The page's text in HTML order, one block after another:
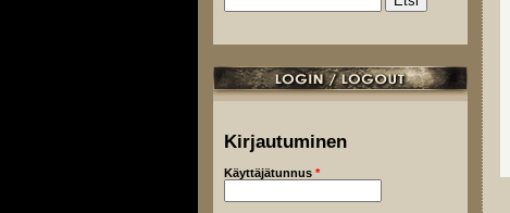
Hakulomake
Kirjautuminen
Käyttäjätunnus *